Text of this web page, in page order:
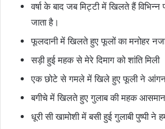
वर्षा के बाद जब मिट्टी में खिलते हैं
जाता है।
फूलदानी में खिलते हुए फूलों का मनोहर
सड़ी हुई महक से मेरे दिमाग को शांति मिली
एक छोटे से गमले में खिले हुए फूली ने आंगन
बगीचे में खिलते हुए गुलाब की महक
धूरी सी खामोशी में बसी हुई गुलाबी पुष्पी ने